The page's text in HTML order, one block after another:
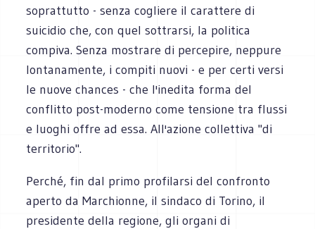
soprattutto - senza cogliere il carattere di
suicidio che, con quel sottrarsi, la politica
compiva. Senza mostrare di percepire, neppure
lontanamente, i compiti nuovi - e per certi versi
le nuove chances - che l'inedita forma del
conflitto post-moderno come tensione tra flussi
e luoghi offre ad essa. All'azione collettiva "di
territorio".
Perché, fin dal primo profilarsi del confronto
aperto da Marchionne, il sindaco di Torino, il
presidente della regione, gli organi di